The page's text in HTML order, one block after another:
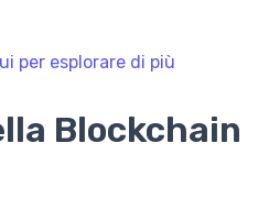
per esplorare di più
Blockchain